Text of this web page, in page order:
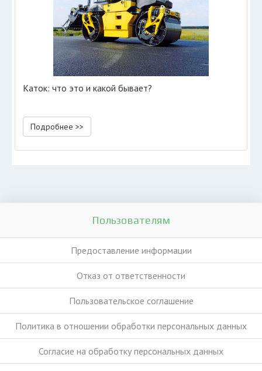
Каток: что это и какой бывает?
Подробнее >>
Пользователям
Предоставление информации
Отказ от ответственности
Пользовательское соглашение
Политика в отношении обработки персональных данных
Согласие на обработку персональных данных